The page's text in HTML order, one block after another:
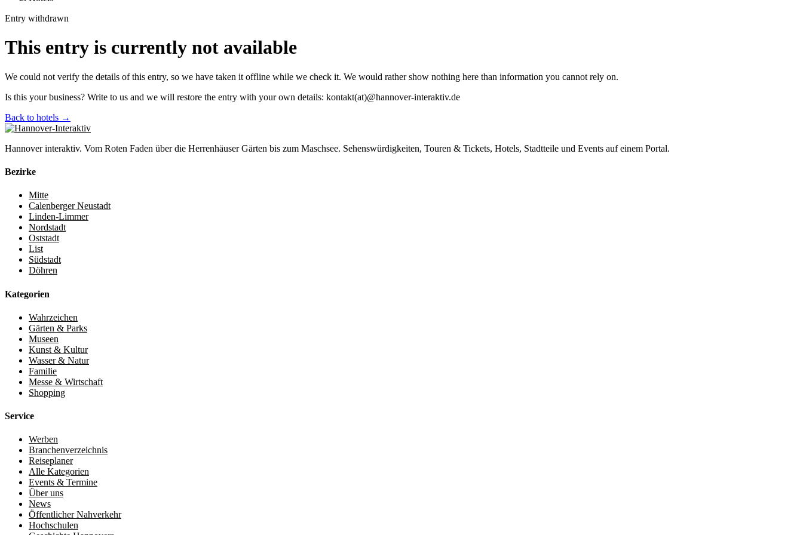
Entry withdrawn
This entry is currently not available
We could not verify the details of this entry, so we have taken it offline while we check it. We would rather show nothing here than information you cannot rely on.
Is this your business? Write to us and we will restore the entry with your own details: kontakt(at)@hannover-interaktiv.de
Back to hotels →
Hannover interaktiv. Vom Roten Faden über die Herrenhäuser Gärten bis zum Maschsee. Sehenswürdigkeiten, Touren & Tickets, Hotels, Stadtteile und Events auf einem Portal.
Bezirke
Mitte
Calenberger Neustadt
Linden-Limmer
Nordstadt
Oststadt
List
Südstadt
Döhren
Kategorien
Wahrzeichen
Gärten & Parks
Museen
Kunst & Kultur
Wasser & Natur
Familie
Messe & Wirtschaft
Shopping
Service
Werben
Branchenverzeichnis
Reiseplaner
Alle Kategorien
Events & Termine
Über uns
News
Öffentlicher Nahverkehr
Hochschulen